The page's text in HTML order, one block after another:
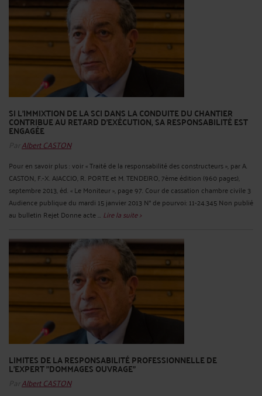
SI L'IMMIXTION DE LA SCI DANS LA CONDUITE DU CHANTIER
CONTRIBUE AU RETARD D'EXÉCUTION, SA RESPONSABILITÉ EST
ENGAGÉE
ParAlbert CASTON
Pour en savoir plus : voir « Traité de la responsabilité des constructeurs », par A.
CASTON, F.-X. AJACCIO, R. PORTE et M. TENDEIRO, 7ème édition (960 pages),
septembre 2013, éd. « Le Moniteur », page 97. Cour de cassation chambre civile 3
Audience publique du mardi 15 janvier 2013 N° de pourvoi: 11-24.345 Non publié
au bulletin Rejet Donne acte ... Lire la suite >
LIMITES DE LA RESPONSABILITÉ PROFESSIONNELLE DE
L'EXPERT "DOMMAGES OUVRAGE"
ParAlbert CASTON